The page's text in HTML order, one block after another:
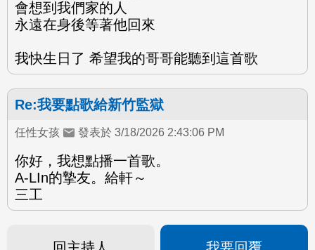
會想到我們家的人
永遠在身後等著他回來
我快生日了 希望我的哥哥能聽到這首歌
Re:我要點歌給新竹監獄
任性女孩 發表於 3/18/2026 2:43:06 PM
你好，我想點播一首歌。
A-LIn的摯友。給軒～
三工